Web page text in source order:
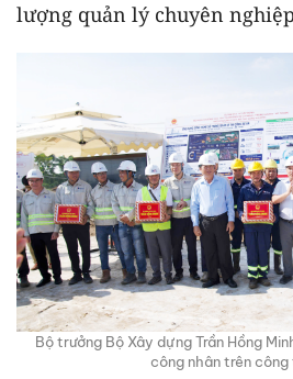
lượng quản lý chuyên
Bộ trưởng Bộ Xây dựng Trần Hồng
công nhân trên công